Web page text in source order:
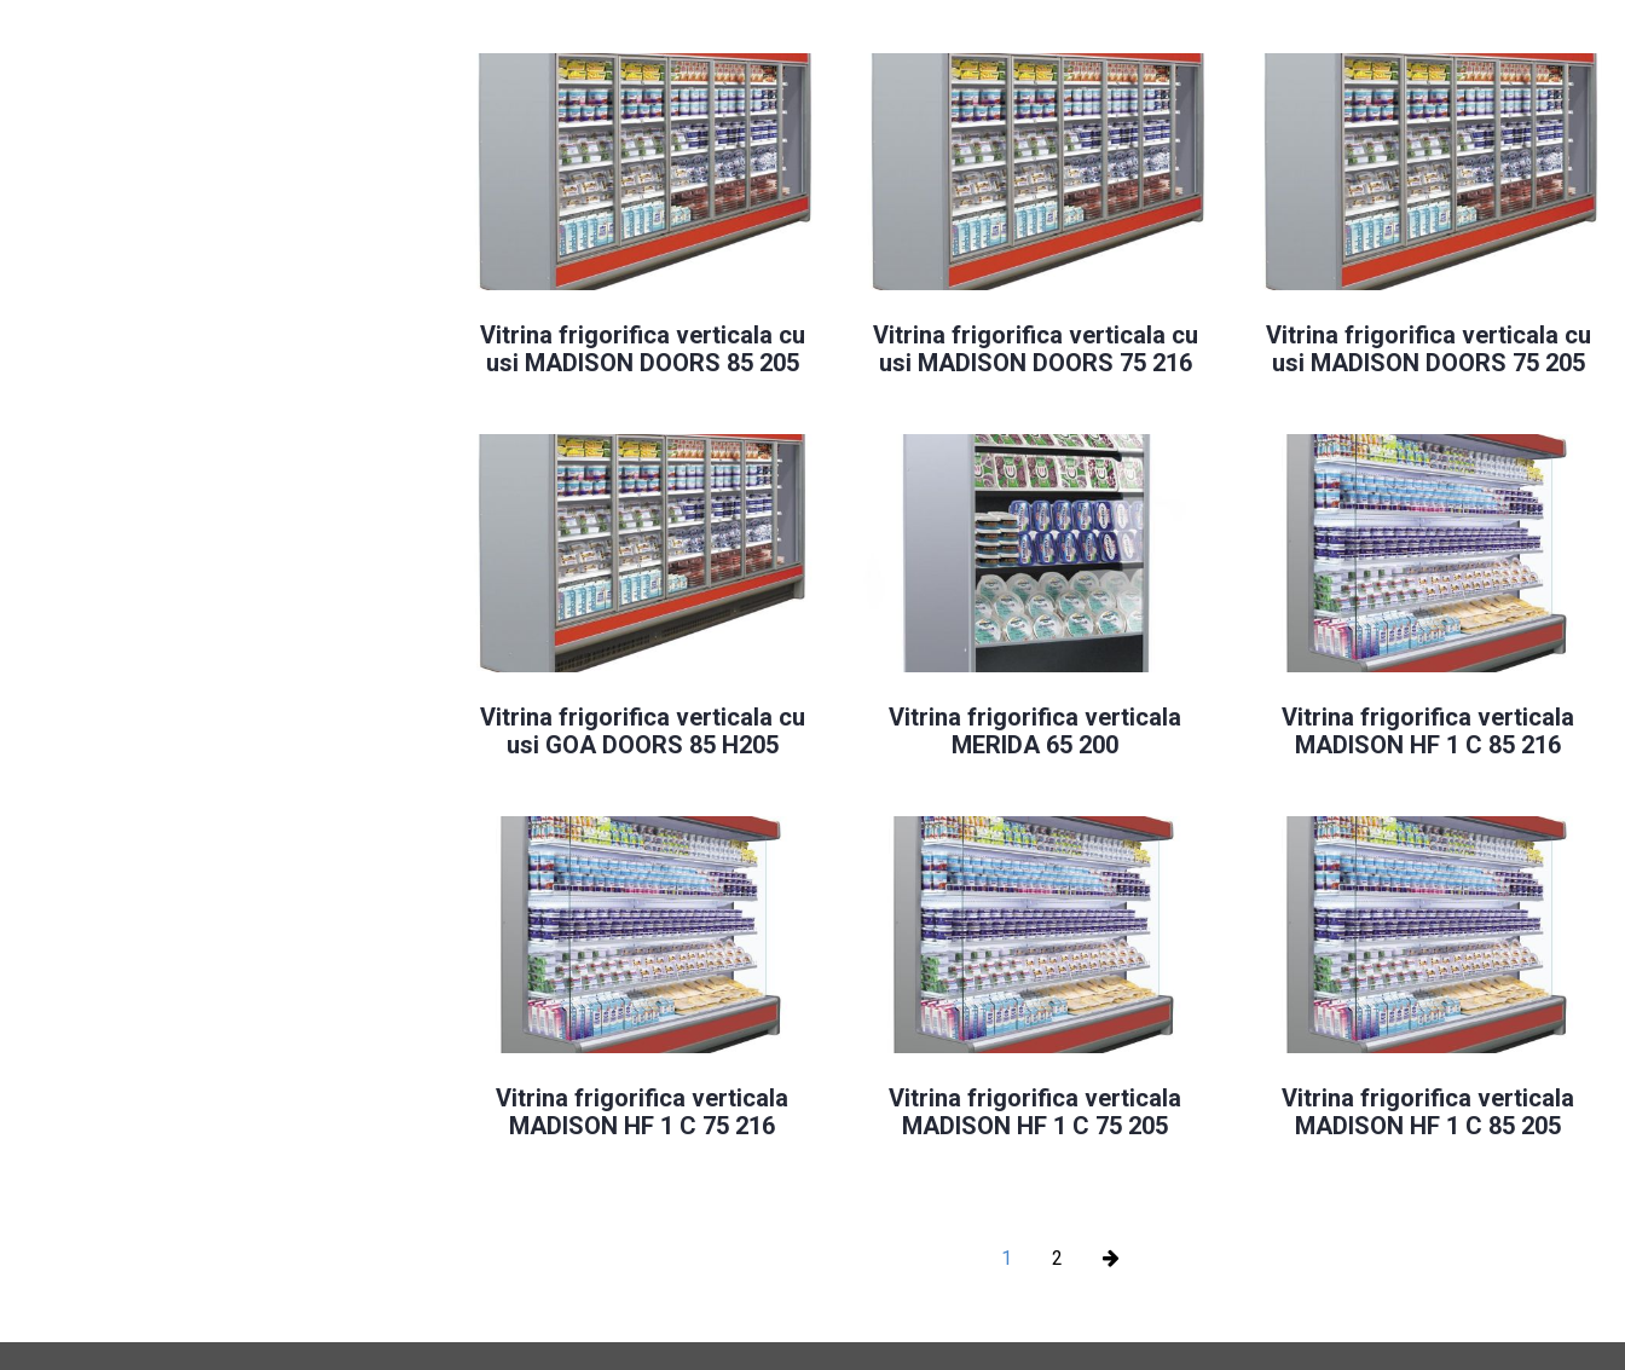
Vitrina frigorifica verticala cu
usi MADISON DOORS 85 205
Vitrina frigorifica verticala cu
usi MADISON DOORS 75 216
Vitrina frigorifica verticala cu
usi MADISON DOORS 75 205
Vitrina frigorifica verticala cu
usi GOA DOORS 85 H205
Vitrina frigorifica verticala
MERIDA 65 200
Vitrina frigorifica verticala
MADISON HF 1 C 85 216
Vitrina frigorifica verticala
MADISON HF 1 C 75 216
Vitrina frigorifica verticala
MADISON HF 1 C 75 205
Vitrina frigorifica verticala
MADISON HF 1 C 85 205
1 2